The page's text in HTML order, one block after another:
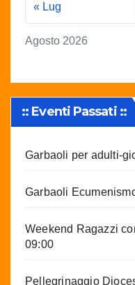
Agosto 2026
« Lug
:: Eventi Passati ::
Garbaoli per adulti-
Garbaoli
Weekend Ragazzi
09:00
Pellegrinaggio